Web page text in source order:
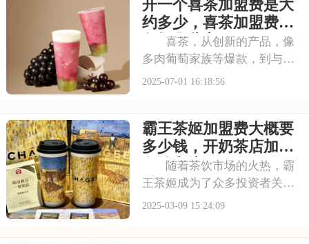
茶饮市场脱颖而出。不少投资
者被其吸引，以下是开一个霸
王茶姬店大概多少钱，
开一个喜茶加盟费是大
约多少，喜茶加盟费用
包括哪些方面
喜茶，从创新的产品，像
多肉葡萄家族等爆款，到与知
名品牌跨界联名提升影响力，
是大约多少，喜茶加盟费用包
括哪些方面的具体分析！希望
能为您提供参考~
2025-07-01 16:18:56
霸王茶姬加盟费大概要
多少钱，开奶茶店加盟
条件和流程2025
随着茶饮市场的火热，霸
王茶姬成为了众多投资者关注
的焦点。想要加盟这个潜力无
2025-03-09 15:24:09